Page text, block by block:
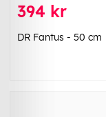
394 kr
DR Fantus - 50 cm